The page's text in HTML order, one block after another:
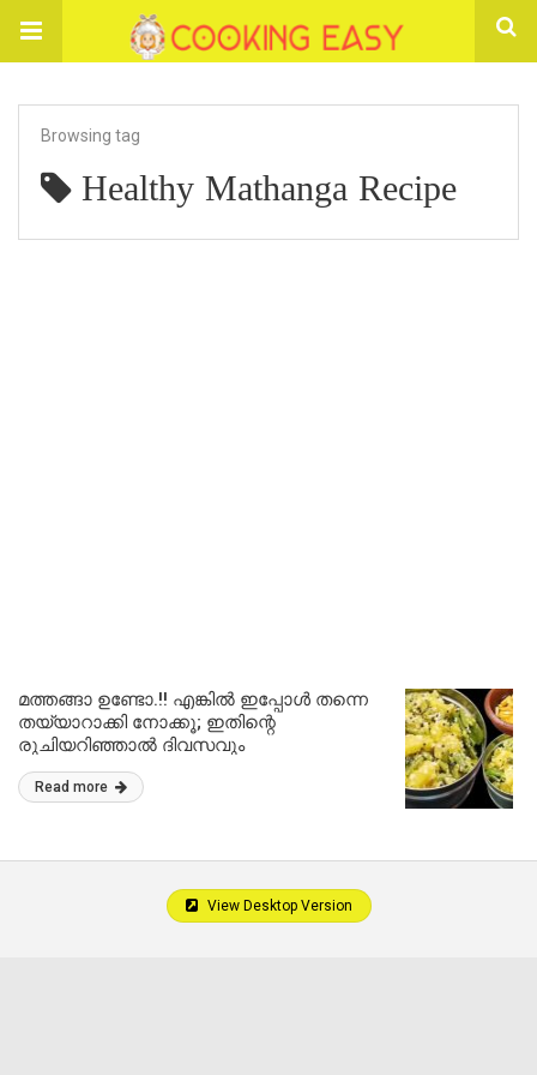
Browsing tag
Healthy Mathanga Recipe
മത്തങ്ങാ ഉണ്ടോ.!! എങ്കിൽ ഇപ്പോൾ തന്നെ
തയ്യാറാക്കി നോക്കൂ; ഇതിന്റെ
രുചിയറിഞ്ഞാൽ ദിവസവും
ഉണ്ടാക്കിക്കഴിക്കും.!! Healthy Mathanga
Recipe
Read more
View Desktop Version